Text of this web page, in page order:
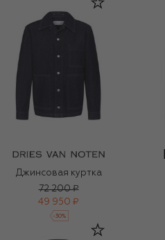
Джинсовая куртка
72 200 ₽
49 950 ₽
-30%